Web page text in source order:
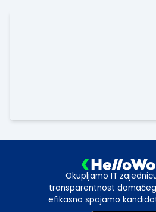
Okupljamo IT
transparentnost
efikasno spajamo